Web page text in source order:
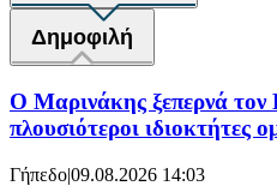
Δημοφιλή
Ο Μαρινάκης ξεπερνά τον
πλουσιότεροι ιδιοκτήτες
Γήπεδο|09.08.2026 14:03